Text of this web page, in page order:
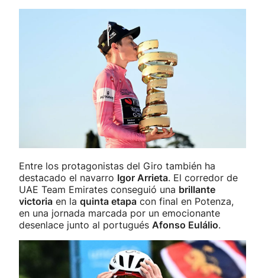
Entre los protagonistas del Giro también ha
destacado el navarro Igor Arrieta. El corredor de
UAE Team Emirates conseguió una brillante
victoria en la quinta etapa con final en Potenza,
en una jornada marcada por un emocionante
desenlace junto al portugués Afonso Eulálio.